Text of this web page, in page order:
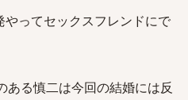
ってセックスフレンドにで
ある慎二は今回の結婚には反